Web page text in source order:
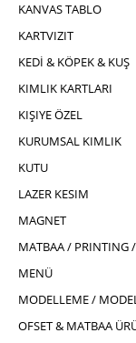
KANVAS TABLO
KARTVIZIT
KEDİ & KÖPEK & KUŞ
KIMLIK KARTLARI
KIŞIYE ÖZEL
KURUMSAL KIMLIK
KUTU
LAZER KESIM
MAGNET
MATBAA / PRINTING /
MENÜ
MODELLEME /
OFSET & MATBAA